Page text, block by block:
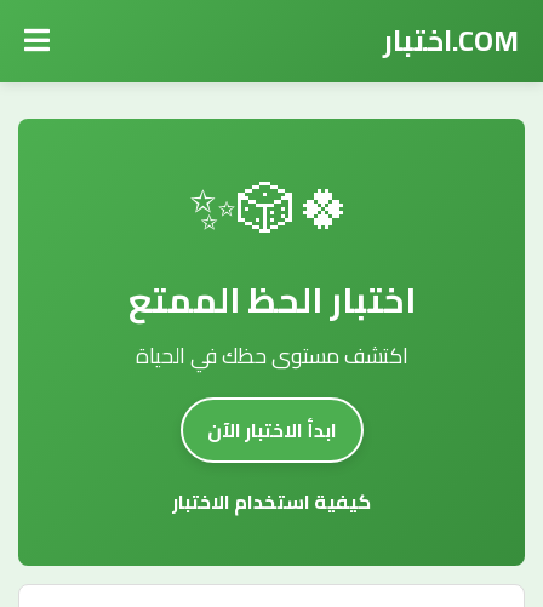
COM.اختبار
🍀🎲✨
اختبار الحظ الممتع
اكتشف مستوى حظك في الحياة
ابدأ الاختبار الآن
كيفية استخدام الاختبار